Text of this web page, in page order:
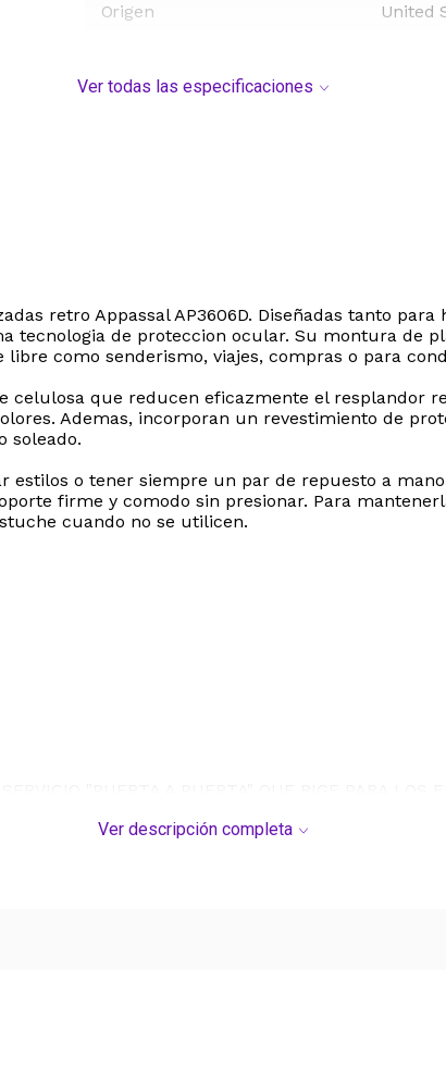
Origen United
Ver todas las especificaciones
retro Appassal AP3606D. Diseñadas tanto
tecnologia de proteccion ocular. Su montura de
como senderismo, viajes, compras o para
celulosa que reducen eficazmente el resplandor
Ademas, incorporan un revestimiento de
soleado.
o tener siempre un par de repuesto a
firme y comodo sin presionar. Para
cuando no se utilicen.
COMPRA.Ver descripción completa